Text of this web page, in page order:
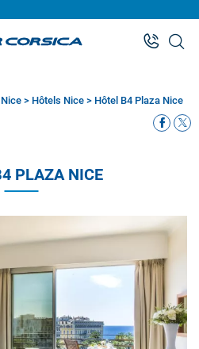
Nice > Hôtels Nice > Hôtel B4 Plaza Nice
PLAZA NICE